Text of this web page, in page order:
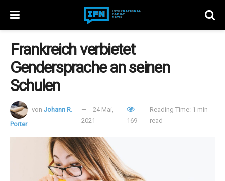
Frankreich verbietet
Gendersprache an seinen
Schulen
von Johann R.
Porter
24 Mai,
2021
169
Reading Time: 1 min
read